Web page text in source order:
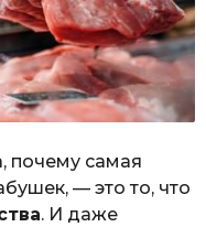
почему самая
— это то, что
. И даже